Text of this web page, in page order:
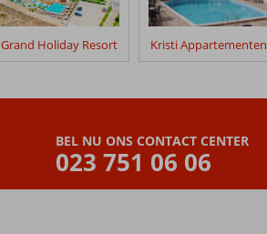
Grand Holiday Resort Kristi Appartementen
BEL NU ONS CONTACT CENTER
023 751 06 06